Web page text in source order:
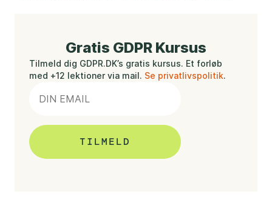
Gratis GDPR Kursus
Tilmeld dig GDPR.DK’s gratis kursus. Et forløb
med +12 lektioner via mail. Se privatlivspolitik.